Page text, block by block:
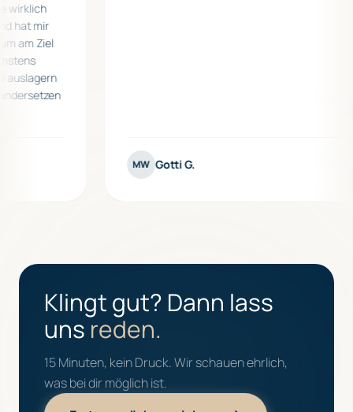
hat mir
am Ziel
MW Gotti G.
Klingt gut? Dann lass
uns reden.
15 Minuten, kein Druck. Wir schauen ehrlich,
was bei dir möglich ist.